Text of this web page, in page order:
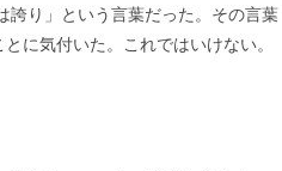
誇り」という言葉だった。その言葉
に気付いた。これではいけない。